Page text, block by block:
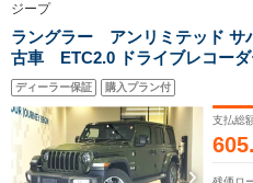
ジープ
ラングラー アンリミテッド
古車 ETC2.0 ドライブレコー
AppleCarPlay AndroidAuto
メラ フロントカメラ ACC シ
ングヒーター
ディーラー保証 購入プラン付
支払総
605.